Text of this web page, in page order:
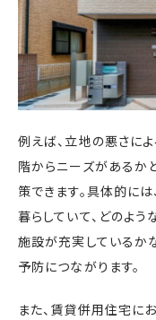
例えば、立地の悪さに
階からニーズがあるか
策できます。具体的に
暮らしていて、どのよ
施設が充実しているか
予防につながります。
また、賃貸併用住宅に